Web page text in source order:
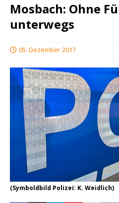
Mosbach: Ohne
unterwegs
05. Dezember 2017
(Symboldbild Polizei: K. Weidlich)